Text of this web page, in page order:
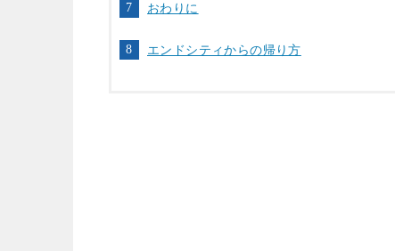
おわりに
エンドシティからの帰り方